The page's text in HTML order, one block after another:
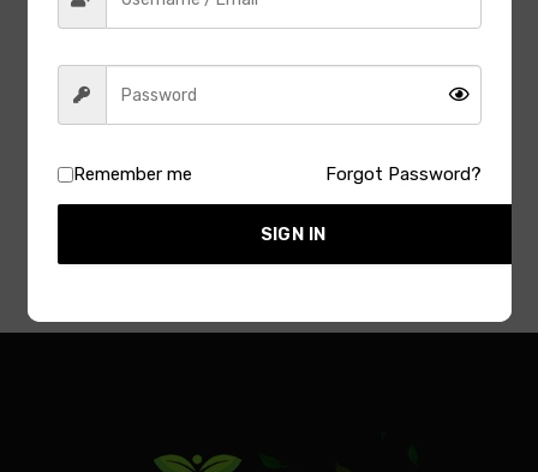
Latest Reviews
Remember me Forgot Password?
SIGN IN